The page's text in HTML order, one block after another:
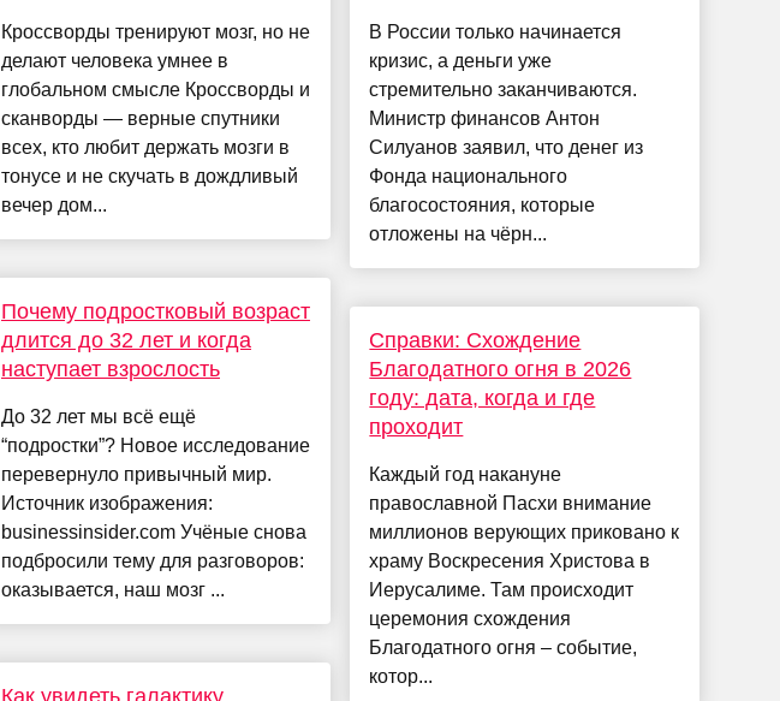
Кроссворды тренируют мозг, но не
делают человека умнее в
глобальном смысле Кроссворды и
сканворды — верные спутники
всех, кто любит держать мозги в
тонусе и не скучать в дождливый
вечер дом...
Почему подростковый возраст
длится до 32 лет и когда
наступает взрослость
До 32 лет мы всё ещё
“подростки”? Новое исследование
перевернуло привычный мир.
Источник изображения:
businessinsider.com Учёные снова
подбросили тему для разговоров:
оказывается, наш мозг ...
В России только начинается
кризис, а деньги уже
стремительно заканчиваются.
Министр финансов Антон
Силуанов заявил, что денег из
Фонда национального
благосостояния, которые
отложены на чёрн...
Справки: Схождение
Благодатного огня в 2026
году: дата, когда и где
проходит
Каждый год накануне
православной Пасхи внимание
миллионов верующих приковано к
храму Воскресения Христова в
Иерусалиме. Там происходит
церемония схождения
Благодатного огня – событие,
котор...